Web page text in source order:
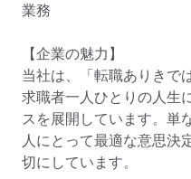
業務
【企業の魅力】
当社は、「転職ありきで
求職者一人ひとりの人生
スを展開しています。単
人にとって最適な意思決
切にしています。